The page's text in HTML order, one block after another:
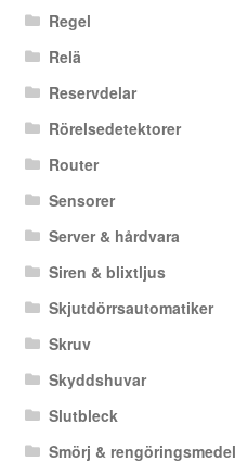
Regel
Relä
Reservdelar
Rörelsedetektorer
Router
Sensorer
Server & hårdvara
Siren & blixtljus
Skjutdörrsautomatiker
Skruv
Skyddshuvar
Slutbleck
Smörj & rengöringsmedel